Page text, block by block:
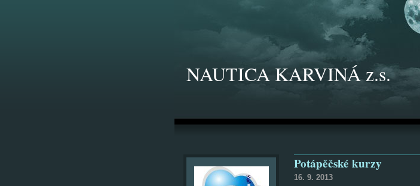
NAUTICA KARVINÁ z.s.
Potápěčské kurzy
16. 9. 2013